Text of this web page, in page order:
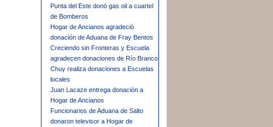
Punta del Este donó gas oil a cuartel
de Bomberos
Hogar de Ancianos agradeció
donación de Aduana de Fray Bentos
Creciendo sin Fronteras y Escuela
agradecen donaciones de Río Branco
Chuy realiza donaciones a Escuelas
locales
Juan Lacaze entrega donación a
Hogar de Ancianos
Funcionarios de Aduana de Salto
donaron televisor a Hogar de